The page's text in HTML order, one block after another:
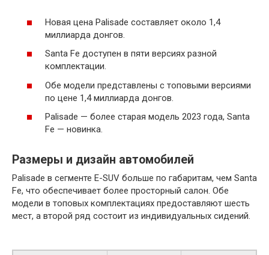
Новая цена Palisade составляет около 1,4
миллиарда донгов.
Santa Fe доступен в пяти версиях разной
комплектации.
Обе модели представлены с топовыми версиями
по цене 1,4 миллиарда донгов.
Palisade — более старая модель 2023 года, Santa
Fe — новинка.
Размеры и дизайн автомобилей
Palisade в сегменте E-SUV больше по габаритам, чем Santa
Fe, что обеспечивает более просторный салон. Обе
модели в топовых комплектациях предоставляют шесть
мест, а второй ряд состоит из индивидуальных сидений.